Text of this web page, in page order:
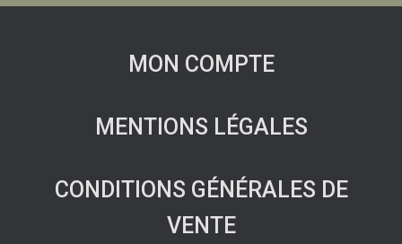
MON COMPTE
MENTIONS LÉGALES
CONDITIONS GÉNÉRALES DE
VENTE